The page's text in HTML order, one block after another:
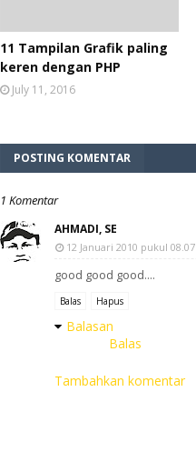
11 Tampilan Grafik paling
keren dengan PHP
July 11, 2016
POSTING KOMENTAR
1 Komentar
AHMADI, SE
12 Januari 2010 pukul 08.07
good good good....
Balas Hapus
Balasan
Balas
Tambahkan komentar